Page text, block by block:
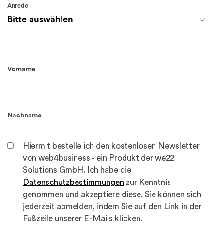
Anrede
Vorname
Nachname
Hiermit bestelle ich den kostenlosen Newsletter
von web4business - ein Produkt der we22
Solutions GmbH. Ich habe die
Datenschutzbestimmungen zur Kenntnis
genommen und akzeptiere diese. Sie können sich
jederzeit abmelden, indem Sie auf den Link in der
Fußzeile unserer E-Mails klicken.